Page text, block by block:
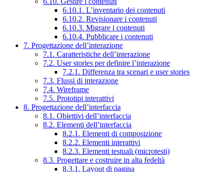
6.10.1. L’inventario dei contenuti
6.10.2. Revisionare i contenuti
6.10.3. Migrare i contenuti
6.10.4. Pubblicare i contenuti
7. Progettazione dell’interazione
7.1. Caratteristiche dell’interazione
7.2. User stories per definire l’interazione
7.2.1. Differenza tra scenari e user stories
7.3. Flussi di interazione
7.4. Wireframe
7.5. Prototipi interattivi
8. Progettazione dell’interfaccia
8.1. Obiettivi dell’interfaccia
8.2. Elementi dell’interfaccia
8.2.1. Elementi di composizione
8.2.2. Elementi interattivi
8.2.3. Elementi testuali (microtesti)
8.3. Progettare e costruire in alta fedeltà
8.3.1. Layout di pagina